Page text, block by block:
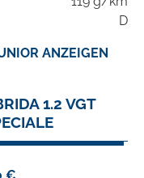
D
ANZEIGEN
1.2 VGT